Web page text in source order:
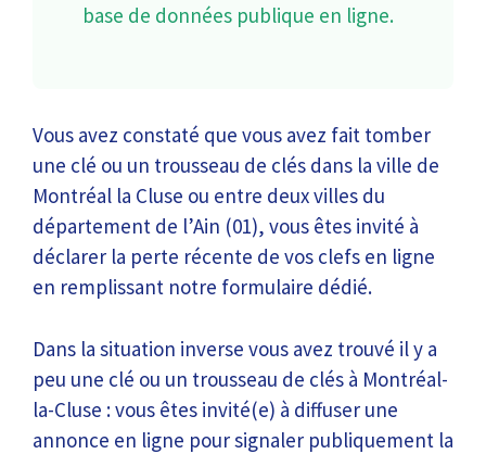
base de données publique en ligne.
Vous avez constaté que vous avez fait tomber
une clé ou un trousseau de clés dans la ville de
Montréal la Cluse ou entre deux villes du
département de l’Ain (01), vous êtes invité à
déclarer la perte récente de vos clefs en ligne
en remplissant notre formulaire dédié.
Dans la situation inverse vous avez trouvé il y a
peu une clé ou un trousseau de clés à Montréal-
la-Cluse : vous êtes invité(e) à diffuser une
annonce en ligne pour signaler publiquement la